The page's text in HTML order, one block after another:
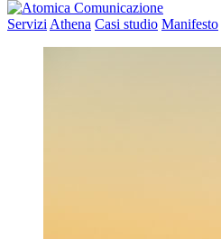
Servizi Athena Casi studio Manifesto